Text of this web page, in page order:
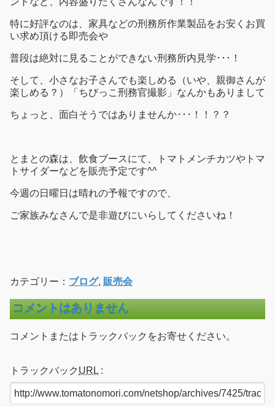
特に好評なのは、家具などの刑務所作業製品をお安くお買
い求め頂ける即売会や
普段は絶対に見ることができない刑務所内見学･･･！
そして、小さなお子さんでも楽しめる（いや、親御さんが
楽しめる？）「ちびっこ刑務官撮影」なんかもありまして
ちょっと、面白そうではありませんか･･･！！？？
とまとの森は、飲食ブースにて、トマトメンチカツやトマ
トサイダーなどを販売予定です^^
今週の日曜日は晴れの予報ですので、
ご家族みなさんで是非遊びにいらしてくださいね！
カテゴリー： ブログ, 販売会
コメントはありません
コメントまたはトラックバックをお寄せください。
トラックバック URL :